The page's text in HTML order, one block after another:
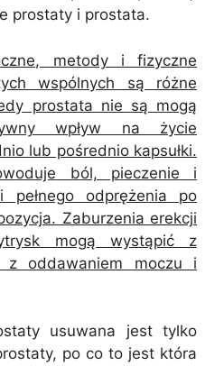
prostaty i prostata.
metody i fizyczne
wspólnych są różne
prostata nie są mogą
wpływ na życie
lub pośrednio kapsułki.
ból, pieczenie i
pełnego odprężenia po
Zaburzenia erekcji
mogą wystąpić z
z oddawaniem moczu i
usuwana jest tylko
po co to jest która